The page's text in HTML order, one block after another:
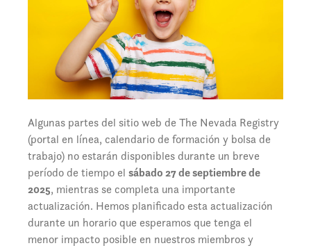
Algunas partes del sitio web de The Nevada Registry
(portal en línea, calendario de formación y bolsa de
trabajo) no estarán disponibles durante un breve
período de tiempo el sábado 27 de septiembre de
2025, mientras se completa una importante
actualización. Hemos planificado esta actualización
durante un horario que esperamos que tenga el
menor impacto posible en nuestros miembros y